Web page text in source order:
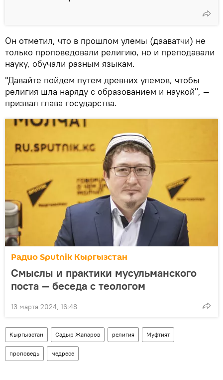
Он отметил, что в прошлом улемы (дааватчи) не
только проповедовали религию, но и преподавали
науку, обучали разным языкам.
"Давайте пойдем путем древних улемов, чтобы
религия шла наряду с образованием и наукой", —
призвал глава государства.
Радио Sputnik Кыргызстан
Смыслы и практики мусульманского
поста — беседа с теологом
13 марта 2024, 16:48
Кыргызстан Садыр Жапаров религия Муфтият
проповедь медресе